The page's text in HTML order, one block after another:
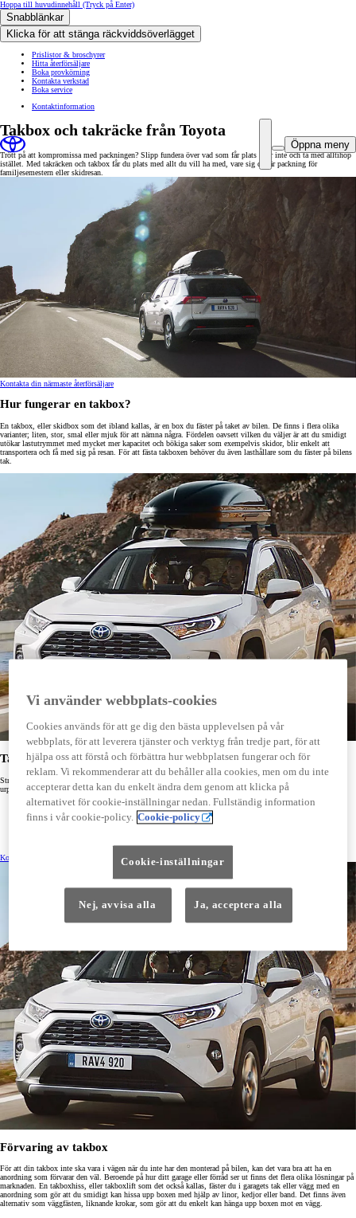
Hoppa till huvudinnehåll (Tryck på Enter)
Snabblänkar
Klicka för att stänga räckviddsöverlägget
Prislistor & broschyrer
Hitta återförsäljare
Boka provkörning
Kontakta verkstad
Boka service
Kontaktinformation
Öppna meny
Takbox och takräcke från Toyota
Trött på att kompromissa med packningen? Slipp fundera över vad som får plats eller inte och ta med alltihop
istället. Med takräcken och takbox får du plats med allt du vill ha med, vare sig det är packning för
familjesemestern eller skidresan.
Kontakta din närmaste återförsäljare
Hur fungerar en takbox?
En takbox, eller skidbox som det ibland kallas, är en box du fäster på taket av bilen. De finns i flera olika
varianter; liten, stor, smal eller mjuk för att nämna några. Fördelen oavsett vilken du väljer är att du smidigt
utökar lastutrymmet med mycket mer kapacitet och bökiga saker som exempelvis skidor, blir enkelt att
transportera och få med sig på resan. För att fästa takboxen behöver du även lasthållare som du fäster på bilens
tak.
Takbox från Toyota - snygg och rymlig med smarta funktioner
Strömlinjeformad takbox i blanksvart, kan öppnas från både höger och vänster för att underlätta i- och
urpackning. Takboxen rymmer 460 liter.
Utöka lastförmågan i bilen.
Slipp last i kupén, mer utrymme för dig och dina passagerare.
Lasta enkelt och snabbt.
Kontakta din närmaste återförsäljare
Förvaring av takbox
För att din takbox inte ska vara i vägen när du inte har den monterad på bilen, kan det vara bra att ha en
anordning som förvarar den väl. Beroende på hur ditt garage eller förråd ser ut finns det flera olika lösningar på
marknaden. En takboxhiss, eller takboxlift som det också kallas, fäster du i garagets tak eller vägg med en
anordning som gör att du smidigt kan hissa upp boxen med hjälp av linor, kedjor eller band. Det finns även
alternativ som väggfästen, liknande krokar, som gör att du enkelt kan hänga upp boxen mot en vägg.
Vi använder webbplats-cookies
Cookies används för att ge dig den bästa upplevelsen på vår
webbplats, för att leverera tjänster och verktyg från tredje part, för att
hjälpa oss att förstå och förbättra hur webbplatsen fungerar och för
reklam. Vi rekommenderar att du behåller alla cookies, men om du inte
accepterar detta kan du enkelt ändra dem genom att klicka på
alternativet för cookie-inställningar nedan. Fullständig information
finns i vår cookie-policy. Cookie-policy
Cookie-inställningar
Nej, avvisa alla Ja, acceptera alla